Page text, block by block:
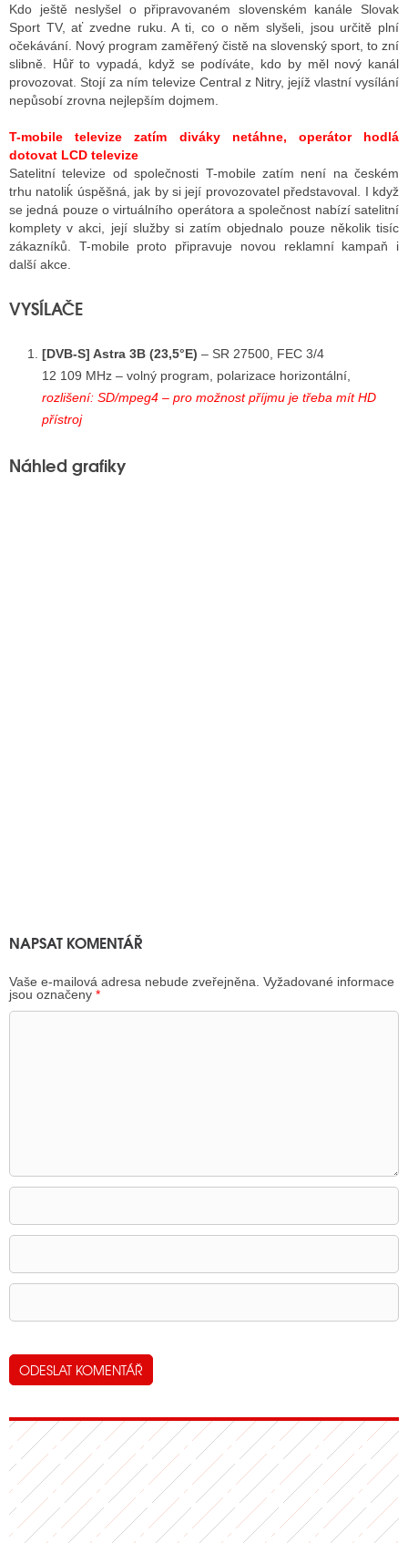
Kdo ještě neslyšel o připravovaném slovenském kanále Slovak
Sport TV, ať zvedne ruku. A ti, co o něm slyšeli, jsou určitě plní
očekávání. Nový program zaměřený čistě na slovenský sport, to zní
slibně. Hůř to vypadá, když se podíváte, kdo by měl nový kanál
provozovat. Stojí za ním televize Central z Nitry, jejíž vlastní vysílání
nepůsobí zrovna nejlepším dojmem.
T-mobile televize zatím diváky netáhne, operátor hodlá
dotovat LCD televize
Satelitní televize od společnosti T-mobile zatím není na českém
trhu natoliḱ úspěšná, jak by si její provozovatel představoval. I když
se jedná pouze o virtuálního operátora a společnost nabízí satelitní
komplety v akci, její služby si zatím objednalo pouze několik tisíc
zákazníků. T-mobile proto připravuje novou reklamní kampaň i
další akce.
VYSÍLAČE
[DVB-S] Astra 3B (23,5°E) – SR 27500, FEC 3/4
12 109 MHz – volný program, polarizace horizontální,
rozlišení: SD/mpeg4 – pro možnost příjmu je třeba mít HD
přístroj
Náhled grafiky
NAPSAT KOMENTÁŘ
Vaše e-mailová adresa nebude zveřejněna. Vyžadované informace
jsou označeny *